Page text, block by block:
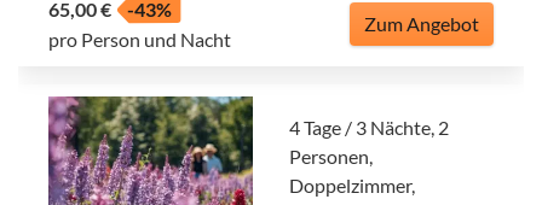
65,00 €
-43%
pro Person und Nacht
Zum Angebot
4 Tage / 3 Nächte, 2
Personen,
Doppelzimmer,